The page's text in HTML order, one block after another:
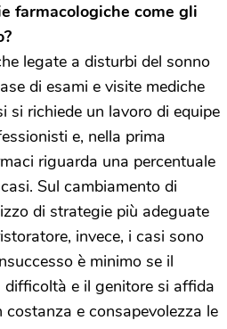
farmacologiche come gli
legate a disturbi del sonno
di esami e visite mediche
si richiede un lavoro di equipe
e, nella prima
riguarda una percentuale
Sul cambiamento di
di strategie più adeguate
invece, i casi sono
è minimo se il
e il genitore si affida
e consapevolezza le